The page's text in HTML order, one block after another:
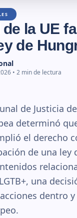
la UE
de
• 2 min de lectura
de Justicia
determinó
el derecho
de una ley
una
dentro